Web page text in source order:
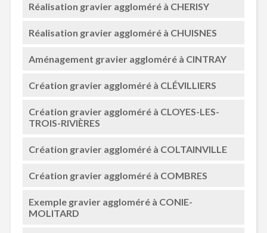
Réalisation gravier aggloméré à CHERISY
Réalisation gravier aggloméré à CHUISNES
Aménagement gravier aggloméré à CINTRAY
Création gravier aggloméré à CLÉVILLIERS
Création gravier aggloméré à CLOYES-LES-
TROIS-RIVIÈRES
Création gravier aggloméré à COLTAINVILLE
Création gravier aggloméré à COMBRES
Exemple gravier aggloméré à CONIE-
MOLITARD